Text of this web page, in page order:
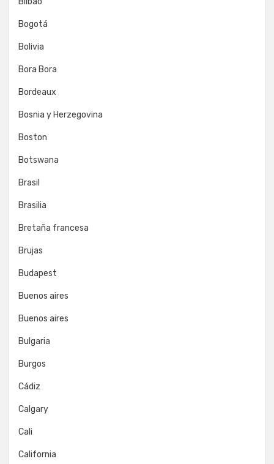
Bogotá
Bolivia
Bora Bora
Bordeaux
Bosnia y Herzegovina
Boston
Botswana
Brasil
Brasilia
Bretaña francesa
Brujas
Budapest
Buenos aires
Buenos aires
Bulgaria
Burgos
Cádiz
Calgary
Cali
California